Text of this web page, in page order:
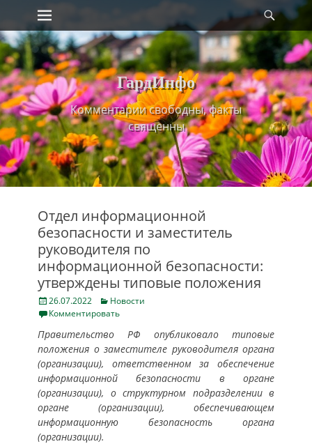
Skip
to
content
Primary Menu
ГардИнфо
Комментарии свободны, факты
священны
Отдел информационной
безопасности и заместитель
руководителя по
информационной безопасности:
утверждены типовые положения
Posted
on
26.07.2022 Categories
Новости
Комментировать
Правительство РФ опубликовало типовые
положения о заместителе руководителя органа
(организации), ответственном за обеспечение
информационной безопасности в органе
(организации), о структурном подразделении в
органе (организации), обеспечивающем
информационную безопасность органа
(организации).